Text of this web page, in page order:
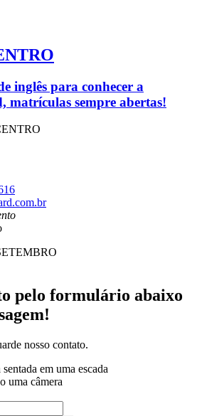
inglês para conhecer a
matrículas sempre abertas!
pelo formulário abaixo
nosso contato.